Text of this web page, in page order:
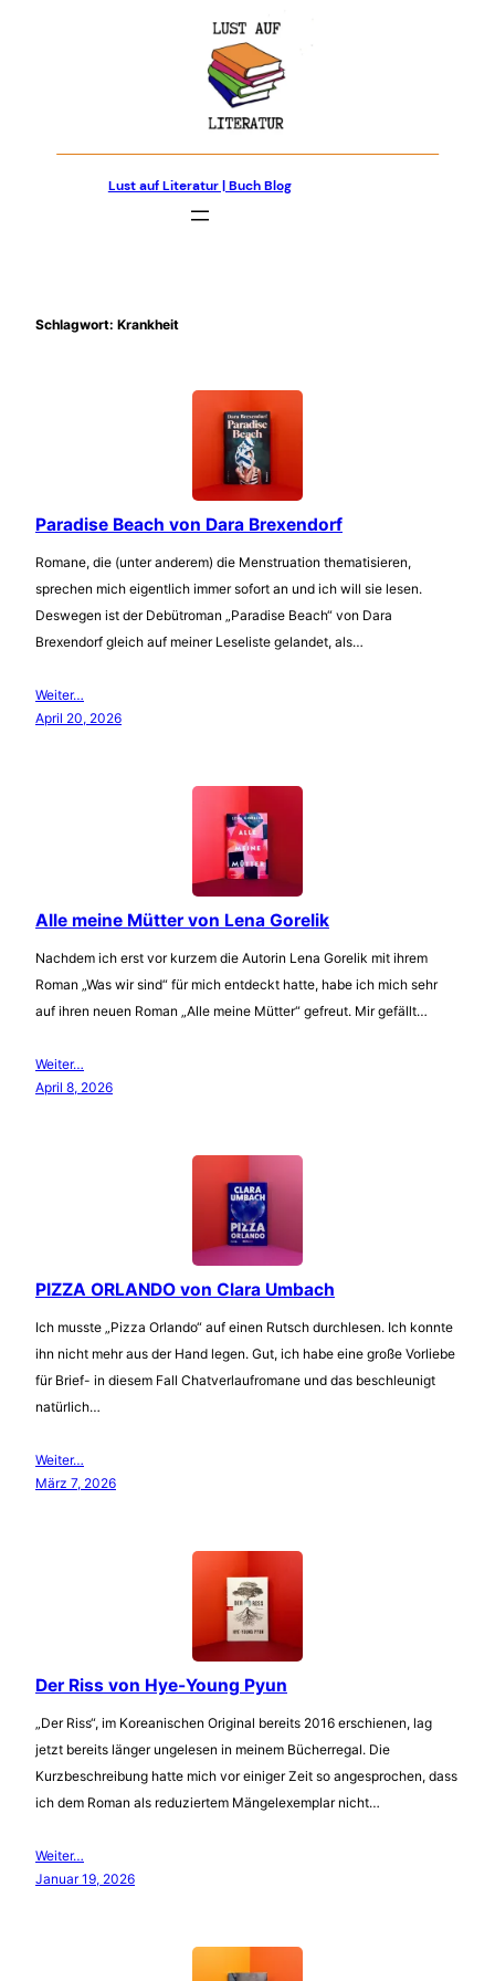
Lust auf Literatur | Buch Blog
Schlagwort: Krankheit
Paradise Beach von Dara Brexendorf
Romane, die (unter anderem) die Menstruation thematisieren,
sprechen mich eigentlich immer sofort an und ich will sie lesen.
Deswegen ist der Debütroman „Paradise Beach“ von Dara
Brexendorf gleich auf meiner Leseliste gelandet, als…
Weiter…
April 20, 2026
Alle meine Mütter von Lena Gorelik
Nachdem ich erst vor kurzem die Autorin Lena Gorelik mit ihrem
Roman „Was wir sind“ für mich entdeckt hatte, habe ich mich sehr
auf ihren neuen Roman „Alle meine Mütter“ gefreut. Mir gefällt…
Weiter…
April 8, 2026
PIZZA ORLANDO von Clara Umbach
Ich musste „Pizza Orlando“ auf einen Rutsch durchlesen. Ich konnte
ihn nicht mehr aus der Hand legen. Gut, ich habe eine große Vorliebe
für Brief- in diesem Fall Chatverlaufromane und das beschleunigt
natürlich…
Weiter…
März 7, 2026
Der Riss von Hye-Young Pyun
„Der Riss“, im Koreanischen Original bereits 2016 erschienen, lag
jetzt bereits länger ungelesen in meinem Bücherregal. Die
Kurzbeschreibung hatte mich vor einiger Zeit so angesprochen, dass
ich dem Roman als reduziertem Mängelexemplar nicht…
Weiter…
Januar 19, 2026